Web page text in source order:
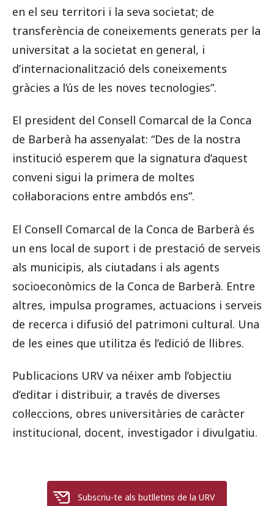
en el seu territori i la seva societat; de
transferència de coneixements generats per la
universitat a la societat en general, i
d’internacionalització dels coneixements
gràcies a l’ús de les noves tecnologies”.
El president del Consell Comarcal de la Conca
de Barberà ha assenyalat: “Des de la nostra
institució esperem que la signatura d’aquest
conveni sigui la primera de moltes
col·laboracions entre ambdós ens”.
El Consell Comarcal de la Conca de Barberà és
un ens local de suport i de prestació de serveis
als municipis, als ciutadans i als agents
socioeconòmics de la Conca de Barberà. Entre
altres, impulsa programes, actuacions i serveis
de recerca i difusió del patrimoni cultural. Una
de les eines que utilitza és l’edició de llibres.
Publicacions URV va néixer amb l’objectiu
d’editar i distribuir, a través de diverses
col·leccions, obres universitàries de caràcter
institucional, docent, investigador i divulgatiu.
Subscriu-te als butlletins de la URV